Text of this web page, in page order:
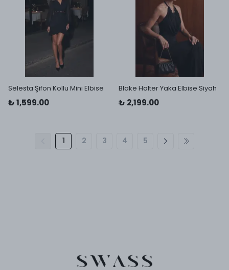
Selesta Şifon Kollu Mini Elbise
₺ 1,599.00
Blake Halter Yaka Elbise Siyah
₺ 2,199.00
1 2 3 4 5